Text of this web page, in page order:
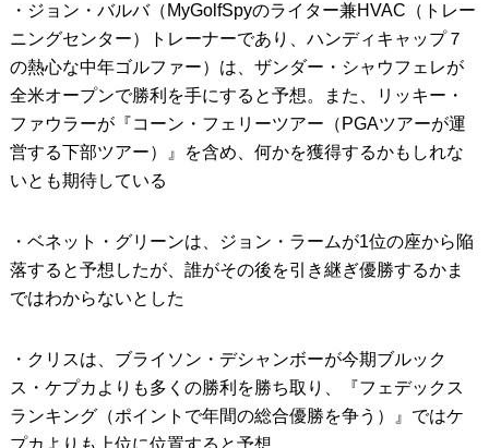
・ジョン・バルバ（MyGolfSpyのライター兼HVAC（トレー
ニングセンター）トレーナーであり、ハンディキャップ７
の熱心な中年ゴルファー）は、ザンダー・シャウフェレが
全米オープンで勝利を手にすると予想。また、リッキー・
ファウラーが『コーン・フェリーツアー（PGAツアーが運
営する下部ツアー）』を含め、何かを獲得するかもしれな
いとも期待している
・ベネット・グリーンは、ジョン・ラームが1位の座から陥
落すると予想したが、誰がその後を引き継ぎ優勝するかま
ではわからないとした
・クリスは、ブライソン・デシャンボーが今期ブルック
ス・ケプカよりも多くの勝利を勝ち取り、『フェデックス
ランキング（ポイントで年間の総合優勝を争う）』ではケ
プカよりも上位に位置すると予想